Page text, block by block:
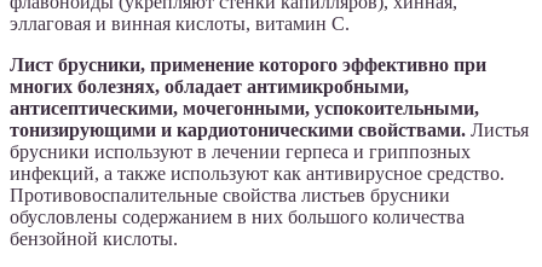
эллаговая и винная кислоты, витамин С.
Лист брусники, применение которого эффективно при
многих болезнях, обладает антимикробными,
антисептическими, мочегонными, успокоительными,
тонизирующими и кардиотоническими свойствами. Листья
брусники используют в лечении герпеса и гриппозных
инфекций, а также используют как антивирусное средство.
Противовоспалительные свойства листьев брусники
обусловлены содержанием в них большого количества
бензойной кислоты.